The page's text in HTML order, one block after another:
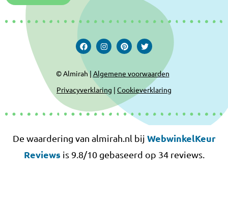
© Almirah | Algemene voorwaarden
Privacyverklaring | Cookieverklaring
De waardering van almirah.nl bij WebwinkelKeur
Reviews is 9.8/10 gebaseerd op 34 reviews.